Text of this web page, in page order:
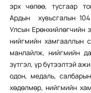
эрх чөлөө, тусгаар
Ардын хувьсгалын
Улсын Ерөнхийлөгчийн
нийгмийн хамгааллын
манлайлж, нийгмийн
зүтгэл, үр бүтээлтэй
одон, медаль,
хөдөлмөр, нийгмийн